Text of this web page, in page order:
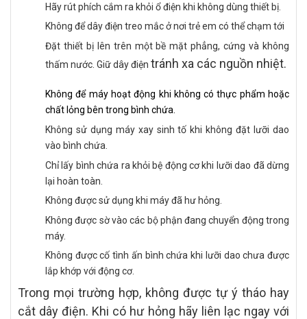
Hãy rút phích cắm ra khỏi ổ điện khi không dùng thiết bị.
Không để dây điện treo mắc ở nơi trẻ em có thể chạm tới
Đặt thiết bị lên trên một bề mặt phẳng, cứng và không
thấm nước. Giữ dây điện tránh xa các nguồn nhiệt.
Không để máy hoạt động khi không có thực phẩm hoặc
chất lỏng bên trong bình chứa.
Không sử dụng máy xay sinh tố khi không đặt lưỡi dao
vào bình chứa.
Chỉ lấy bình chứa ra khỏi bệ động cơ khi lưỡi dao đã dừng
lại hoàn toàn.
Không được sử dụng khi máy đã hư hỏng.
Không được sờ vào các bộ phận đang chuyển động trong
máy.
Không được cố tình ấn bình chứa khi lưỡi dao chưa được
lắp khớp với động cơ.
Trong mọi trường hợp, không được tự ý tháo hay
cắt dây điện. Khi có hư hỏng hãy liên lạc ngay với